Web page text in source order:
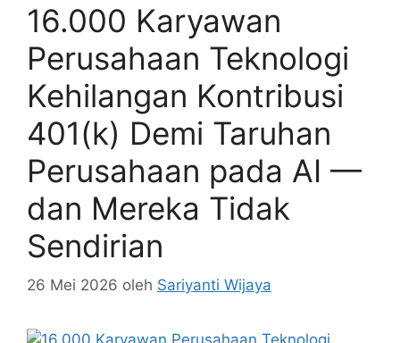
16.000 Karyawan
Perusahaan Teknologi
Kehilangan Kontribusi
401(k) Demi Taruhan
Perusahaan pada AI —
dan Mereka Tidak
Sendirian
26 Mei 2026 oleh Sariyanti Wijaya